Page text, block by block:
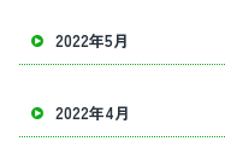
2022年5月
2022年4月